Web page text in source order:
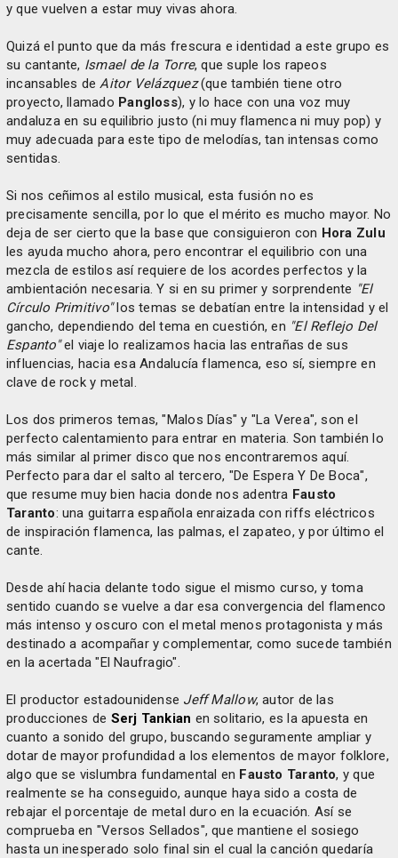
y que vuelven a estar muy vivas ahora.
Quizá el punto que da más frescura e identidad a este grupo es
su cantante, Ismael de la Torre, que suple los rapeos
incansables deAitor Velázquez(que también tiene otro
proyecto, llamado Pangloss), y lo hace con una voz muy
andaluza en su equilibrio justo (ni muy flamenca ni muy pop) y
muy adecuada para este tipo de melodías, tan intensas como
sentidas.
Si nos ceñimos al estilo musical, esta fusión no es
precisamente sencilla, por lo que el mérito es mucho mayor. No
deja de ser cierto que la base que consiguieron con Hora Zulu
les ayuda mucho ahora, pero encontrar el equilibrio con una
mezcla de estilos así requiere de los acordes perfectos y la
ambientación necesaria. Y si en su primer y sorprendente "El
Círculo Primitivo"los temas se debatían entre la intensidad y el
gancho, dependiendo del tema en cuestión, en "El Reflejo Del
Espanto"el viaje lo realizamos hacia las entrañas de sus
influencias, hacia esa Andalucía flamenca, eso sí, siempre en
clave de rock y metal.
Los dos primeros temas, "Malos Días" y "La Verea", son el
perfecto calentamiento para entrar en materia. Son también lo
más similar al primer disco que nos encontraremos aquí.
Perfecto para dar el salto al tercero, "De Espera Y De Boca",
que resume muy bien hacia donde nos adentra Fausto
Taranto: una guitarra española enraizada con riffs eléctricos
de inspiración flamenca, las palmas, el zapateo, y por último el
cante.
Desde ahí hacia delante todo sigue el mismo curso, y toma
sentido cuando se vuelve a dar esa convergencia del flamenco
más intenso y oscuro con el metal menos protagonista y más
destinado a acompañar y complementar, como sucede también
en la acertada "El Naufragio".
El productor estadounidense Jeff Mallow, autor de las
producciones de Serj Tankian en solitario, es la apuesta en
cuanto a sonido del grupo, buscando seguramente ampliar y
dotar de mayor profundidad a los elementos de mayor folklore,
algo que se vislumbra fundamental en Fausto Taranto, y que
realmente se ha conseguido, aunque haya sido a costa de
rebajar el porcentaje de metal duro en la ecuación. Así se
comprueba en "Versos Sellados", que mantiene el sosiego
hasta un inesperado solo final sin el cual la canción quedaría